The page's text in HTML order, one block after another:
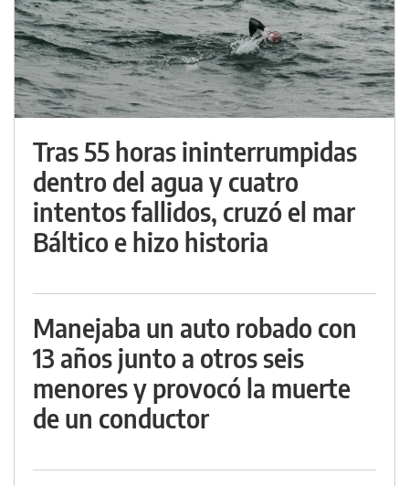
Tras 55 horas ininterrumpidas
dentro del agua y cuatro
intentos fallidos, cruzó el mar
Báltico e hizo historia
Manejaba un auto robado con
13 años junto a otros seis
menores y provocó la muerte
de un conductor